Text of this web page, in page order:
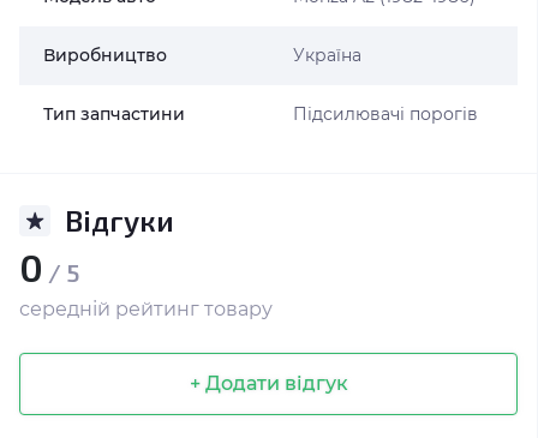
Виробництво Україна
Тип запчастини Підсилювачі порогів
Відгуки
0 / 5
середній рейтинг товару
+ Додати відгук